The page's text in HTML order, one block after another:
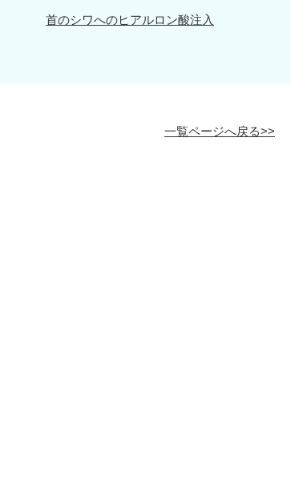
首のシワへのヒアルロン酸注入
一覧ページへ戻る>>